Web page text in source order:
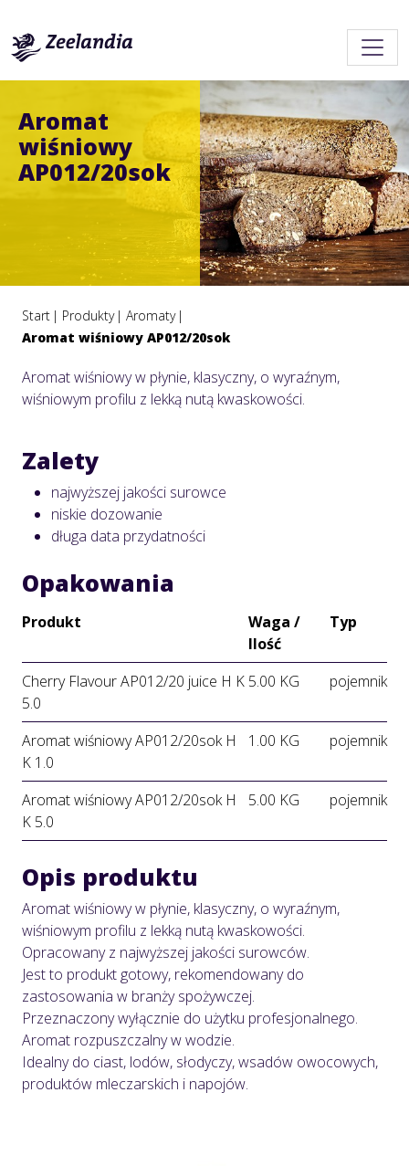
Aromat
wiśniowy
AP012/20sok
Start Produkty
Aromaty
Aromat wiśniowy AP012/20sok
Aromat wiśniowy w płynie, klasyczny, o wyraźnym,
wiśniowym profilu z lekką nutą kwaskowości.
Zalety
najwyższej jakości surowce
niskie dozowanie
długa data przydatności
Opakowania
Produkt
Waga /
Ilość
Typ
Cherry Flavour AP012/20 juice H K
5.0
5.00 KG pojemnik
Aromat wiśniowy AP012/20sok H
K 1.0
1.00 KG pojemnik
Aromat wiśniowy AP012/20sok H
K 5.0
5.00 KG pojemnik
Opis produktu
Aromat wiśniowy w płynie, klasyczny, o wyraźnym,
wiśniowym profilu z lekką nutą kwaskowości.
Opracowany z najwyższej jakości surowców.
Jest to produkt gotowy, rekomendowany do
zastosowania w branży spożywczej.
Przeznaczony wyłącznie do użytku profesjonalnego.
Aromat rozpuszczalny w wodzie.
Idealny do ciast, lodów, słodyczy, wsadów owocowych,
produktów mleczarskich i napojów.